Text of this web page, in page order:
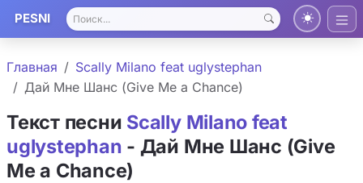
PESNI
Главная
Scally Milano feat ​uglystephan
Дай Мне Шанс (Give Me a Chance)
Текст песни Scally Milano feat ​
uglystephan - Дай Мне Шанс (Give
Me a Chance)